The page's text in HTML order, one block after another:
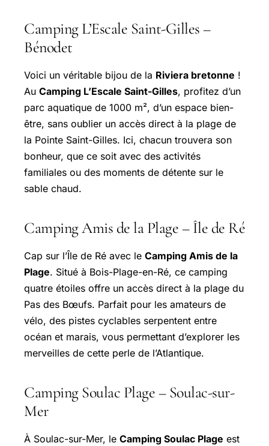
Camping L’Escale Saint-Gilles –
Bénodet
Voici un véritable bijou de la Riviera bretonne !
Au Camping L’Escale Saint-Gilles, profitez d’un
parc aquatique de 1000 m², d’un espace bien-
être, sans oublier un accès direct à la plage de
la Pointe Saint-Gilles. Ici, chacun trouvera son
bonheur, que ce soit avec des activités
familiales ou des moments de détente sur le
sable chaud.
Camping Amis de la Plage – Île de Ré
Cap sur l’Île de Ré avec le Camping Amis de la
Plage. Situé à Bois-Plage-en-Ré, ce camping
quatre étoiles offre un accès direct à la plage du
Pas des Bœufs. Parfait pour les amateurs de
vélo, des pistes cyclables serpentent entre
océan et marais, vous permettant d’explorer les
merveilles de cette perle de l’Atlantique.
Camping Soulac Plage – Soulac-sur-
Mer
À Soulac-sur-Mer, le Camping Soulac Plage est